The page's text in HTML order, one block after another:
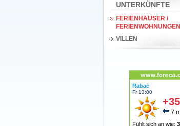
UNTERKÜNFTE
FERIENHÄUSER /
FERIENWOHNUNGEN
VILLEN